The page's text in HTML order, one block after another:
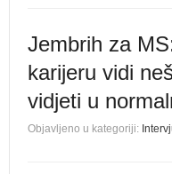
Jembrih za
karijeru vidi
vidjeti u
Objavljeno u kategoriji: